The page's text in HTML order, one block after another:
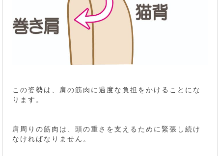
この姿勢は、肩の筋肉に過度な負担をかけることにな
ります。
肩周りの筋肉は、頭の重さを支えるために緊張し続け
なければなりません。